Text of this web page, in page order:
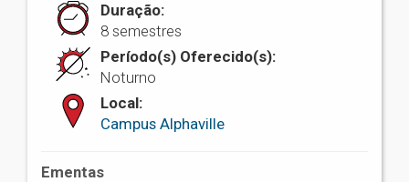
Duração:
8 semestres
Período(s) Oferecido(s):
Noturno
Local:
Campus Alphaville
Ementas